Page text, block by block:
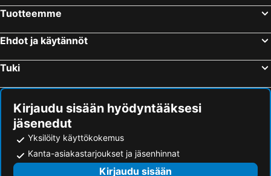
Tuotteemme
Ehdot ja käytännöt
Tuki
Kirjaudu sisään hyödyntääksesi
jäsenedut
Yksilöity käyttökokemus
Kanta-asiakastarjoukset ja jäsenhinnat
Kirjaudu sisään